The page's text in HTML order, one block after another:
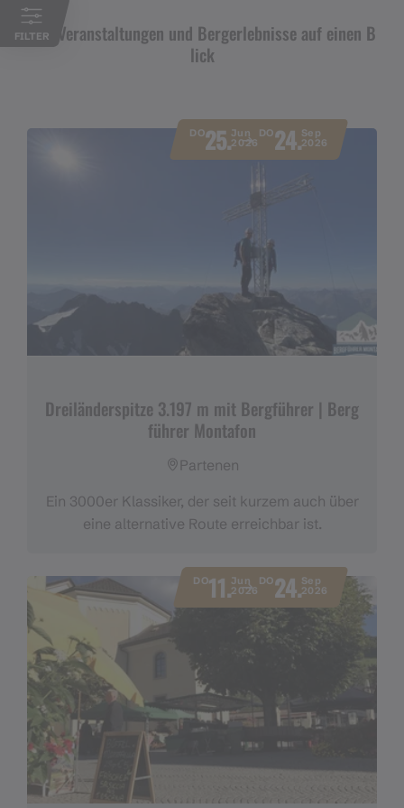
Alle Veranstaltungen und Bergerlebnisse auf einen B
lick
FILTER
DO25.Jun
2026
DO24.Sep
2026
Dreiländerspitze 3.197 m mit Bergführer | Berg
führer Montafon
Partenen
Ein 3000er Klassiker, der seit kurzem auch über
eine alternative Route erreichbar ist.
DO11.Jun
2026
DO24.Sep
2026